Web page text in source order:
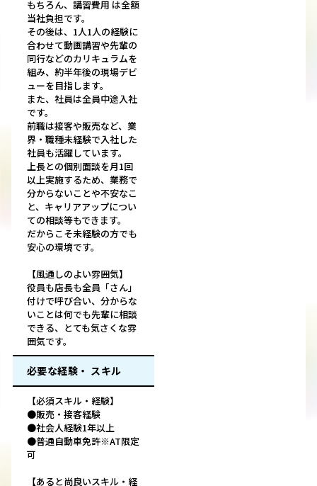
もちろん、講習費用 は全額
当社負担です。
その後は、1人1人の経験に
合わせて動画講習や先輩の
同行などのカリキュラムを
組み、約半年後の現場デビ
ューを目指します。
また、社員は全員中途入社
です。
前職は接客や販売など、業
界・職種未経験で入社した
社員も活躍しています。
上長との個別面談を月1回
以上実施するため、業務で
分からないことや不安なこ
と、キャリアアップについ
ての相談等もできます。
だからこそ未経験の方でも
安心の環境です。
【風通しのよい雰囲気】
役員も店長も全員「さん」
付けで呼び合い、分からな
いことは何でも先輩に相談
できる、とても気さくな雰
囲気です。
必要な経験・ スキル
【必須スキル・経験】
●販売・接客経験
●社会人経験1年以上
●普通自動車免許※AT限定
可
【あると尚良いスキル・経